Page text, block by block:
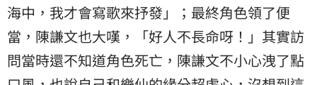
海中，我才會寫歌來抒發」；最終角色領了便
當，陳謙文也大嘆，「好人不長命呀！」其實訪
問當時還不知道角色死亡，陳謙文不小心洩了點